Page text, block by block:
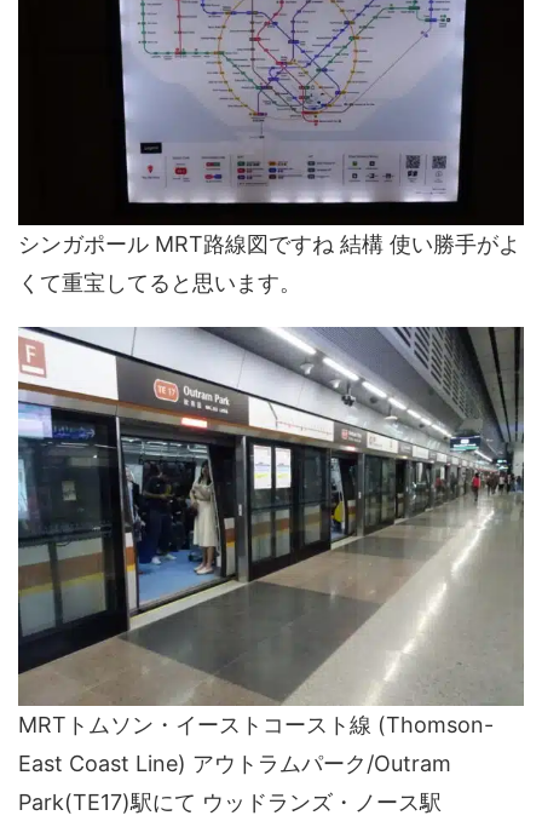
シンガポール MRT路線図ですね 結構 使い勝手がよ
くて重宝してると思います。
MRTトムソン・イーストコースト線 (Thomson-
East Coast Line) アウトラムパーク/Outram
Park(TE17)駅にて ウッドランズ・ノース駅